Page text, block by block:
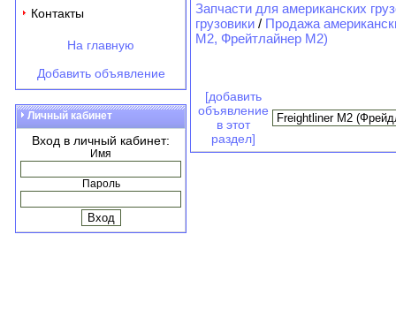
Контакты
На главную
Добавить объявление
Личный кабинет
Вход в личный кабинет:
Имя
Пароль
Запчасти для американских
грузовики / Продажа
M2, Фрейтлайнер M2)
[добавить
объявление
в этот
раздел]